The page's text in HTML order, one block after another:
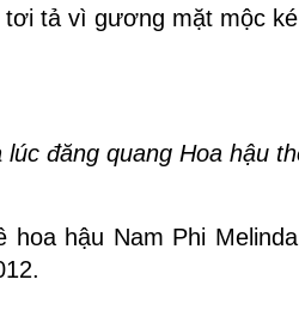
tơi tả vì gương mặt mộc
lúc đăng quang Hoa hậu
hậu Nam Phi